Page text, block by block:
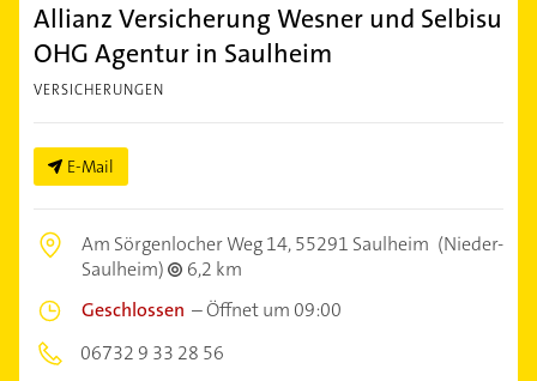
Allianz Versicherung Wesner und Selbisu
OHG Agentur in Saulheim
VERSICHERUNGEN
E-Mail
Am Sörgenlocher Weg 14,55291 Saulheim (Nieder-
Saulheim)
6,2 km
Geschlossen –Öffnet um 09:00
06732 9 33 28 56